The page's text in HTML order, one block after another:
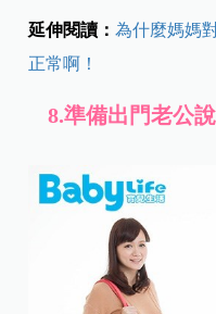
延伸閱讀：為什麼媽媽
正常啊！
8.準備出門老公